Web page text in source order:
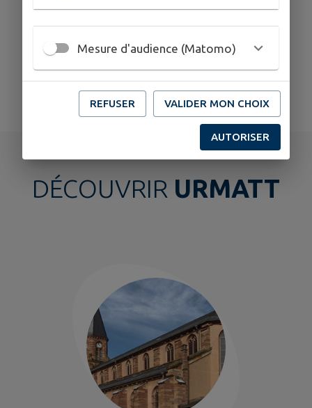
Exposition Photo
DÉCOUVRIR URMATT
Mesure d'audience (Matomo)
REFUSER VALIDER MON CHOIX
AUTORISER